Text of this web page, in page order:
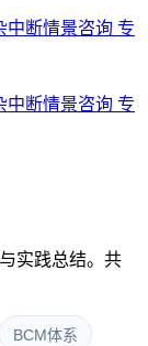
中断情景咨询 专
中断情景咨询 专
实践总结。共
BCM体系